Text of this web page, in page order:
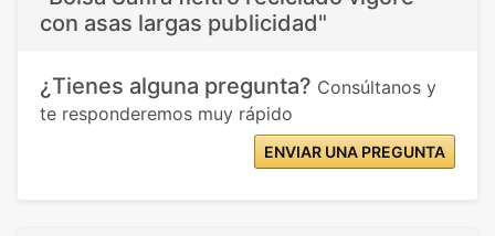
con asas largas publicidad"
¿Tienes alguna pregunta? Consúltanos y
te responderemos muy rápido
ENVIAR UNA PREGUNTA